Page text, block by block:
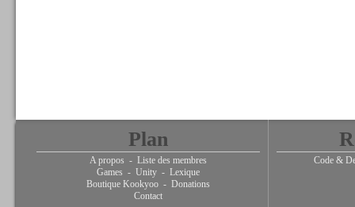
Plan
A propos - Liste des membres
Games - Unity - Lexique
Boutique Kookyoo - Donations
Contact
Code &